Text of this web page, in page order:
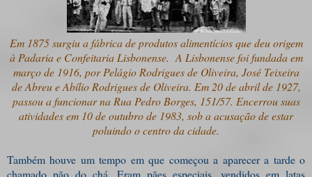
Em 1875 surgiu a fábrica de produtos alimentícios que deu origem
à Padaria e Confeitaria Lisbonense. A Lisbonense foi fundada em
março de 1916, por Pelágio Rodrigues de Oliveira, José Teixeira
de Abreu e Abílio Rodrigues de Oliveira. Em 20 de abril de 1927,
passou a funcionar na Rua Pedro Borges, 151/57. Encerrou suas
atividades em 10 de outubro de 1983, sob a acusação de estar
poluindo o centro da cidade.
Também houve um tempo em que começou a aparecer a tarde o
chamado pão do chá. Eram pães especiais, vendidos em latas